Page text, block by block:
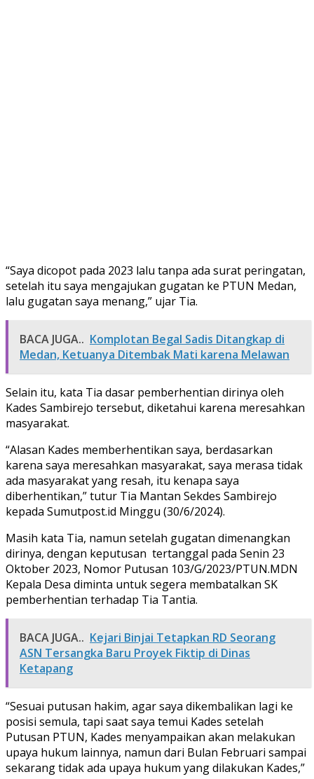
“Saya dicopot pada 2023 lalu tanpa ada surat peringatan,
setelah itu saya mengajukan gugatan ke PTUN Medan,
lalu gugatan saya menang,” ujar Tia.
BACA JUGA.. Komplotan Begal Sadis Ditangkap di
Medan, Ketuanya Ditembak Mati karena Melawan
Selain itu, kata Tia dasar pemberhentian dirinya oleh
Kades Sambirejo tersebut, diketahui karena meresahkan
masyarakat.
“Alasan Kades memberhentikan saya, berdasarkan
karena saya meresahkan masyarakat, saya merasa tidak
ada masyarakat yang resah, itu kenapa saya
diberhentikan,” tutur Tia Mantan Sekdes Sambirejo
kepada Sumutpost.id Minggu (30/6/2024).
Masih kata Tia, namun setelah gugatan dimenangkan
dirinya, dengan keputusan tertanggal pada Senin 23
Oktober 2023, Nomor Putusan 103/G/2023/PTUN.MDN
Kepala Desa diminta untuk segera membatalkan SK
pemberhentian terhadap Tia Tantia.
BACA JUGA.. Kejari Binjai Tetapkan RD Seorang
ASN Tersangka Baru Proyek Fiktip di Dinas
Ketapang
“Sesuai putusan hakim, agar saya dikembalikan lagi ke
posisi semula, tapi saat saya temui Kades setelah
Putusan PTUN, Kades menyampaikan akan melakukan
upaya hukum lainnya, namun dari Bulan Februari sampai
sekarang tidak ada upaya hukum yang dilakukan Kades,”